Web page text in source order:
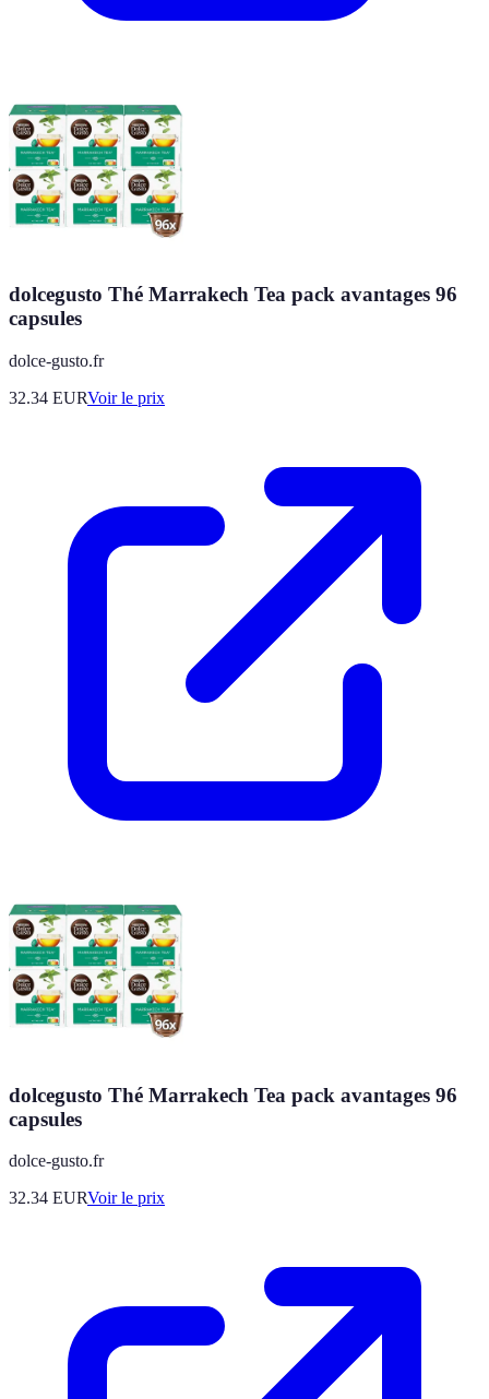
dolcegusto Thé Marrakech Tea pack avantages 96
capsules
dolce-gusto.fr
32.34 EURVoir le prix
dolcegusto Thé Marrakech Tea pack avantages 96
capsules
dolce-gusto.fr
32.34 EURVoir le prix